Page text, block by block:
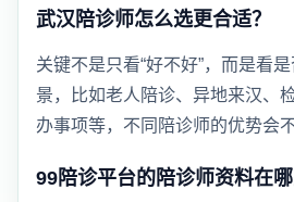
武汉陪诊师怎么选更合适？
关键不是只看“好不好”，而是看
景，比如老人陪诊、异地来汉、
办事项等，不同陪诊师的优势会不
99陪诊平台的陪诊师资料在哪